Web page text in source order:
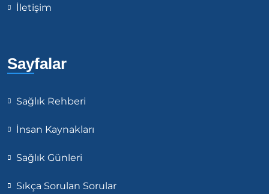
İletişim
Sayfalar
Sağlık Rehberi
İnsan Kaynakları
Sağlık Günleri
Sıkça Sorulan Sorular